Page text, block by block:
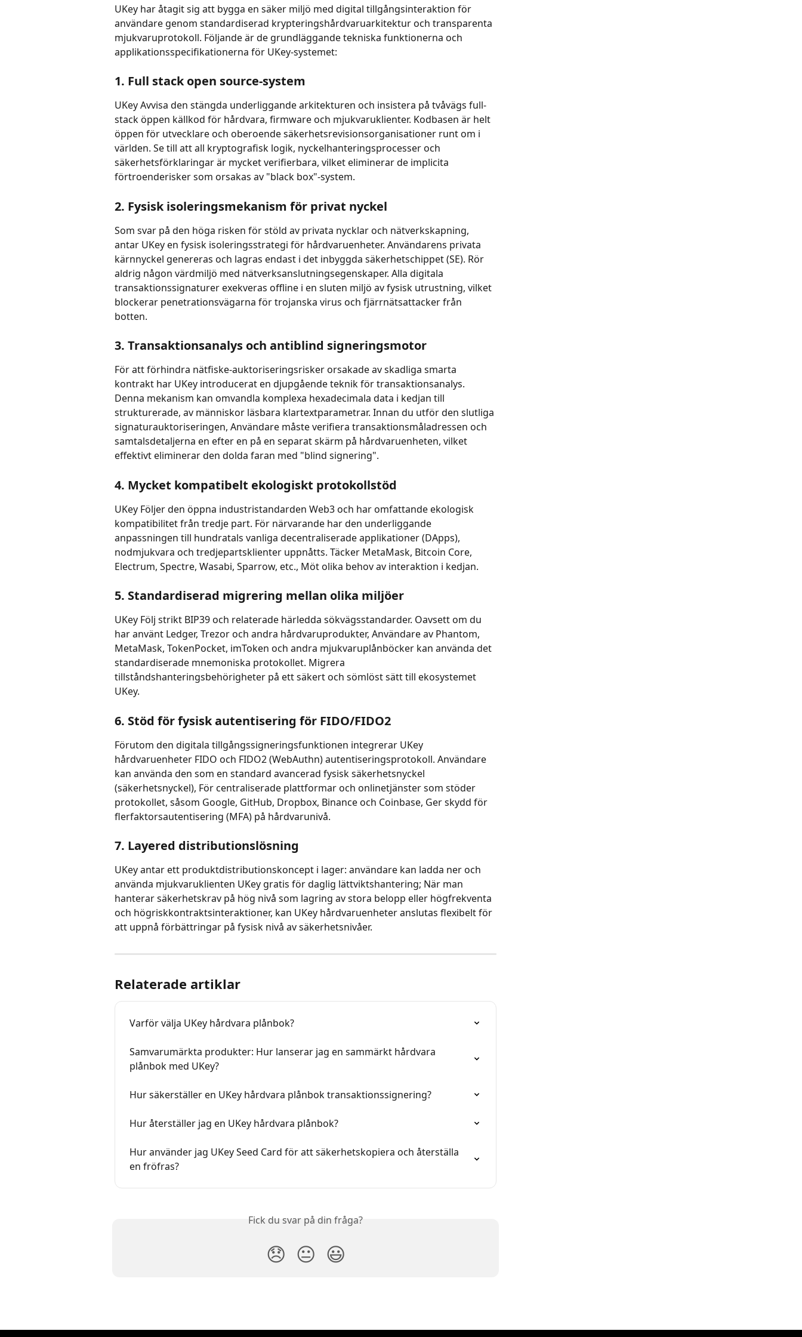
UKey har åtagit sig att bygga en säker miljö med digital tillgångsinteraktion för
användare genom standardiserad krypteringshårdvaruarkitektur och transparenta
mjukvaruprotokoll. Följande är de grundläggande tekniska funktionerna och
applikationsspecifikationerna för UKey-systemet:
1. Full stack open source-system
UKey Avvisa den stängda underliggande arkitekturen och insistera på tvåvägs full-
stack öppen källkod för hårdvara, firmware och mjukvaruklienter. Kodbasen är helt
öppen för utvecklare och oberoende säkerhetsrevisionsorganisationer runt om i
världen. Se till att all kryptografisk logik, nyckelhanteringsprocesser och
säkerhetsförklaringar är mycket verifierbara, vilket eliminerar de implicita
förtroenderisker som orsakas av "black box"-system.
2. Fysisk isoleringsmekanism för privat nyckel
Som svar på den höga risken för stöld av privata nycklar och nätverkskapning,
antar UKey en fysisk isoleringsstrategi för hårdvaruenheter. Användarens privata
kärnnyckel genereras och lagras endast i det inbyggda säkerhetschippet (SE). Rör
aldrig någon värdmiljö med nätverksanslutningsegenskaper. Alla digitala
transaktionssignaturer exekveras offline i en sluten miljö av fysisk utrustning, vilket
blockerar penetrationsvägarna för trojanska virus och fjärrnätsattacker från
botten.
3. Transaktionsanalys och antiblind signeringsmotor
För att förhindra nätfiske-auktoriseringsrisker orsakade av skadliga smarta
kontrakt har UKey introducerat en djupgående teknik för transaktionsanalys.
Denna mekanism kan omvandla komplexa hexadecimala data i kedjan till
strukturerade, av människor läsbara klartextparametrar. Innan du utför den slutliga
signaturauktoriseringen, Användare måste verifiera transaktionsmåladressen och
samtalsdetaljerna en efter en på en separat skärm på hårdvaruenheten, vilket
effektivt eliminerar den dolda faran med "blind signering".
4. Mycket kompatibelt ekologiskt protokollstöd
UKey Följer den öppna industristandarden Web3 och har omfattande ekologisk
kompatibilitet från tredje part. För närvarande har den underliggande
anpassningen till hundratals vanliga decentraliserade applikationer (DApps),
nodmjukvara och tredjepartsklienter uppnåtts. Täcker MetaMask, Bitcoin Core,
Electrum, Spectre, Wasabi, Sparrow, etc., Möt olika behov av interaktion i kedjan.
5. Standardiserad migrering mellan olika miljöer
UKey Följ strikt BIP39 och relaterade härledda sökvägsstandarder. Oavsett om du
har använt Ledger, Trezor och andra hårdvaruprodukter, Användare av Phantom,
MetaMask, TokenPocket, imToken och andra mjukvaruplånböcker kan använda det
standardiserade mnemoniska protokollet. Migrera
tillståndshanteringsbehörigheter på ett säkert och sömlöst sätt till ekosystemet
UKey.
6. Stöd för fysisk autentisering för FIDO/FIDO2
Förutom den digitala tillgångssigneringsfunktionen integrerar UKey
hårdvaruenheter FIDO och FIDO2 (WebAuthn) autentiseringsprotokoll. Användare
kan använda den som en standard avancerad fysisk säkerhetsnyckel
(säkerhetsnyckel), För centraliserade plattformar och onlinetjänster som stöder
protokollet, såsom Google, GitHub, Dropbox, Binance och Coinbase, Ger skydd för
flerfaktorsautentisering (MFA) på hårdvarunivå.
7. Layered distributionslösning
UKey antar ett produktdistributionskoncept i lager: användare kan ladda ner och
använda mjukvaruklienten UKey gratis för daglig lättviktshantering; När man
hanterar säkerhetskrav på hög nivå som lagring av stora belopp eller högfrekventa
och högriskkontraktsinteraktioner, kan UKey hårdvaruenheter anslutas flexibelt för
att uppnå förbättringar på fysisk nivå av säkerhetsnivåer.
Relaterade artiklar
Varför välja UKey hårdvara plånbok?
Samvarumärkta produkter: Hur lanserar jag en sammärkt hårdvara
plånbok med UKey?
Hur säkerställer en UKey hårdvara plånbok transaktionssignering?
Hur återställer jag en UKey hårdvara plånbok?
Hur använder jag UKey Seed Card för att säkerhetskopiera och återställa
en fröfras?
Fick du svar på din fråga?
😞 😐 😃